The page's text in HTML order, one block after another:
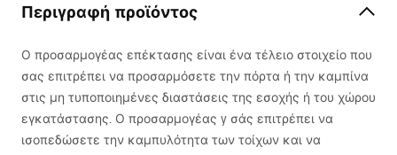
Περιγραφή προϊόντος
Ο προσαρμογέας επέκτασης είναι ένα τέλειο στοιχείο που
σας επιτρέπει να προσαρμόσετε την πόρτα ή την καμπίνα
στις μη τυποποιημένες διαστάσεις της εσοχής ή του χώρου
εγκατάστασης. Ο προσαρμογέας y σάς επιτρέπει να
ισοπεδώσετε την καμπυλότητα των τοίχων και να